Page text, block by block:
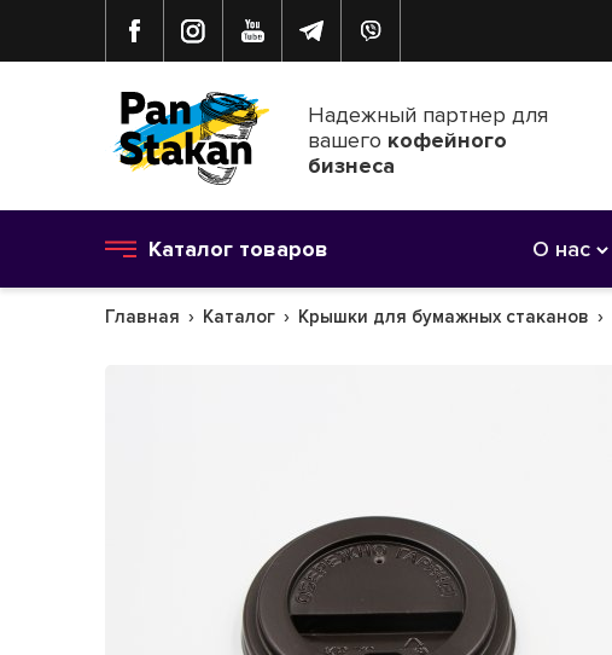
Надежный партнер для
вашего кофейного
бизнеса
Каталог товаров О нас
Главная Каталог Крышки для бумажных стаканов